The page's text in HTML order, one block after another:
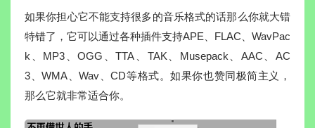
如果你担心它不能支持很多的音乐格式的话那么你就大错
特错了，它可以通过各种插件支持APE、FLAC、WavPac
k、MP3、OGG、TTA、TAK、Musepack、AAC、AC
3、WMA、Wav、CD等格式。如果你也赞同极简主义，
那么它就非常适合你。